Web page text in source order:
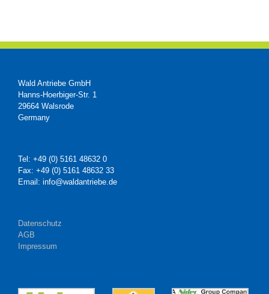
Wald Antriebe GmbH
Hanns-Hoerbiger-Str. 1
29664 Walsrode
Germany
Tel: +49 (0) 5161 48632 0
Fax: +49 (0) 5161 48632 33
Email: info@waldantriebe.de
Datenschutz
AGB
Impressum